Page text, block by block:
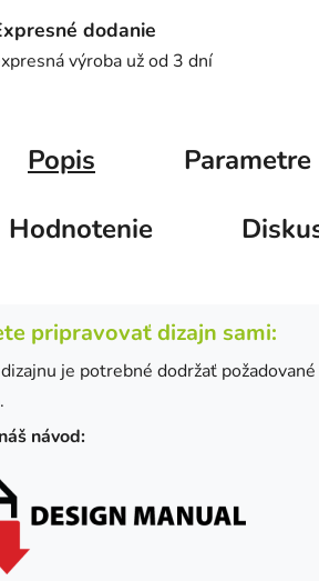
dodanie
výroba už od 3 dní
Popis Parametre
Hodnotenie
pripravovať dizajn sami:
je potrebné dodržať
návod: